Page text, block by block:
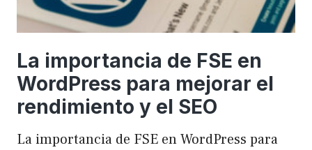
La importancia de FSE en
WordPress para mejorar el
rendimiento y el SEO
La importancia de FSE en WordPress para